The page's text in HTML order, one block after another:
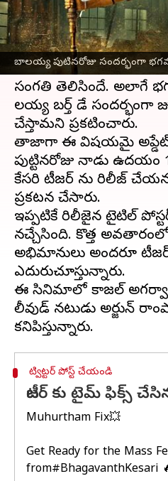
బాలయ్య పుటినరోజు సందర్భంగా
ఈ వార్తాకథనం ఏంటి
బాలకృష్ణ, అనిల్ రావిపూడి
సినిమానుభగవంత్ కేసరి
సంగతి తెలిసిందే. అలాగే
బాలయ్య బర్త్ డే సందర్భంగా
చేస్తామని ప్రకటించారు.
తాజాగా ఈ విషయమై అప్డేట్
పుట్టినరోజు నాడు ఉదయం
కేసరి టీజర్ ను రిలీజ్
ప్రకటన చేసారు.
ఇప్పటికే రిలీజైన టైటిల్
నచ్చేసింది. కొత్త
అభిమానులు అందరూ
ఎదురుచూస్తున్నారు.
ఈ సినిమాలో కాజల్
బాలీవుడ్ నటుడు అర్జున్
ట్విట్టర్ పోస్ట్ చేయండి
టీజర్ కు టైమ్ ఫిక్స్
Muhurtham Fix💥
Get Ready for the Mass
from#BhagavanthKesari